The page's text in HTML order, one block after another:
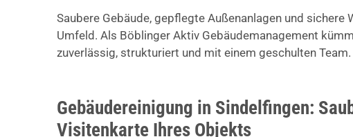
Saubere Gebäude, gepflegte Außenanlagen und
Umfeld. Als Böblinger Aktiv Gebäudemanagement
zuverlässig, strukturiert und mit einem geschulten Team.
Gebäudereinigung in Sindelfingen:
Visitenkarte Ihres Objekts